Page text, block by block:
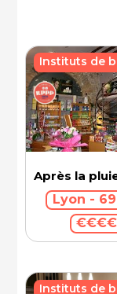
Après la
Lyon -
€€€€
Instituts de
Instituts de